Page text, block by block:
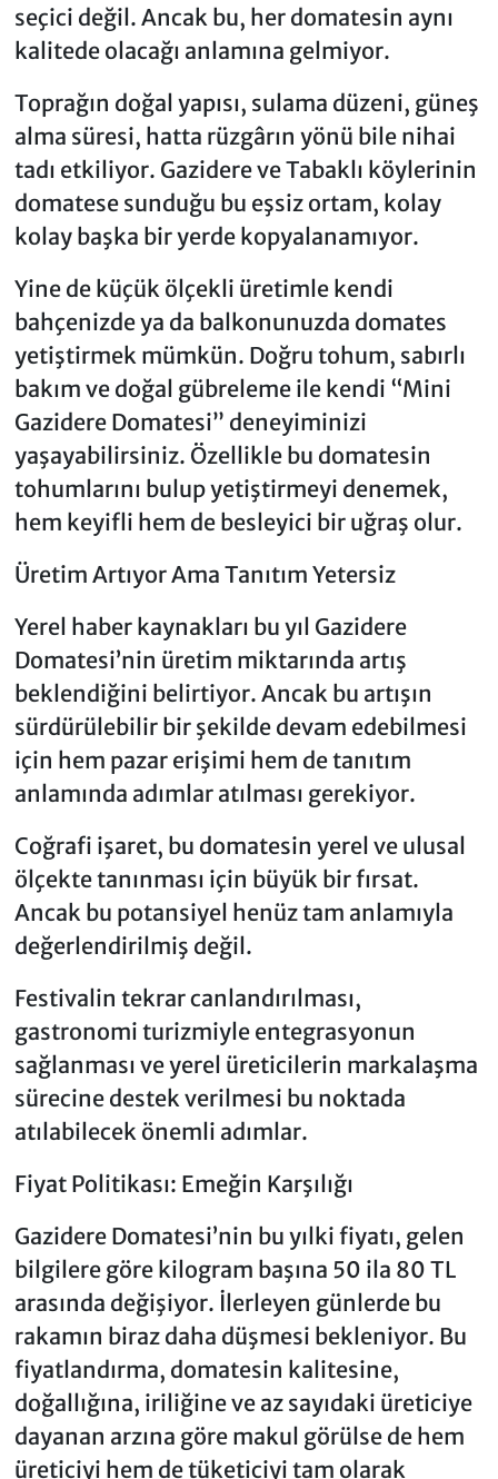
seçici değil. Ancak bu, her domatesin aynı
kalitede olacağı anlamına gelmiyor.
Toprağın doğal yapısı, sulama düzeni, güneş
alma süresi, hatta rüzgârın yönü bile nihai
tadı etkiliyor. Gazidere ve Tabaklı köylerinin
domatese sunduğu bu eşsiz ortam, kolay
kolay başka bir yerde kopyalanamıyor.
Yine de küçük ölçekli üretimle kendi
bahçenizde ya da balkonunuzda domates
yetiştirmek mümkün. Doğru tohum, sabırlı
bakım ve doğal gübreleme ile kendi “Mini
Gazidere Domatesi” deneyiminizi
yaşayabilirsiniz. Özellikle bu domatesin
tohumlarını bulup yetiştirmeyi denemek,
hem keyifli hem de besleyici bir uğraş olur.
Üretim Artıyor Ama Tanıtım Yetersiz
Yerel haber kaynakları bu yıl Gazidere
Domatesi’nin üretim miktarında artış
beklendiğini belirtiyor. Ancak bu artışın
sürdürülebilir bir şekilde devam edebilmesi
için hem pazar erişimi hem de tanıtım
anlamında adımlar atılması gerekiyor.
Coğrafi işaret, bu domatesin yerel ve ulusal
ölçekte tanınması için büyük bir fırsat.
Ancak bu potansiyel henüz tam anlamıyla
değerlendirilmiş değil.
Festivalin tekrar canlandırılması,
gastronomi turizmiyle entegrasyonun
sağlanması ve yerel üreticilerin markalaşma
sürecine destek verilmesi bu noktada
atılabilecek önemli adımlar.
Fiyat Politikası: Emeğin Karşılığı
Gazidere Domatesi’nin bu yılki fiyatı, gelen
bilgilere göre kilogram başına 50 ila 80 TL
arasında değişiyor. İlerleyen günlerde bu
rakamın biraz daha düşmesi bekleniyor. Bu
fiyatlandırma, domatesin kalitesine,
doğallığına, iriliğine ve az sayıdaki üreticiye
dayanan arzına göre makul görülse de hem
üreticiyi hem de tüketiciyi tam olarak